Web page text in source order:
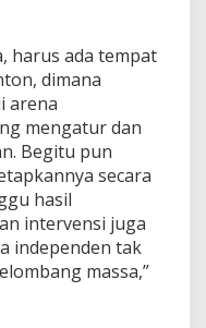
harus ada tempat
dimana
arena
mengatur dan
Begitu pun
secara
hasil
intervensi juga
independen tak
massa,”